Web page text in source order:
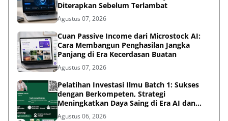
Diterapkan Sebelum Terlambat
Agustus 07, 2026
Cuan Passive Income dari Microstock AI:
Cara Membangun Penghasilan Jangka
Panjang di Era Kecerdasan Buatan
Agustus 07, 2026
Pelatihan Investasi Ilmu Batch 1: Sukses
dengan Berkompeten, Strategi
Meningkatkan Daya Saing di Era AI dan
Persaingan Global
Agustus 06, 2026